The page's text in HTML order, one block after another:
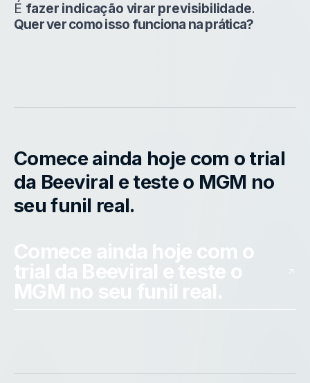
É fazer indicação virar previsibilidade.
Quer ver como isso funciona na prática?
Comece ainda hoje com o trial
da Beeviral e teste o MGM no
seu funil real.
Comece ainda hoje com o
trial da Beeviral e teste o
MGM no seu funil real.